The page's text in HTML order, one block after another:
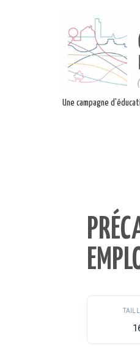
Une campagne